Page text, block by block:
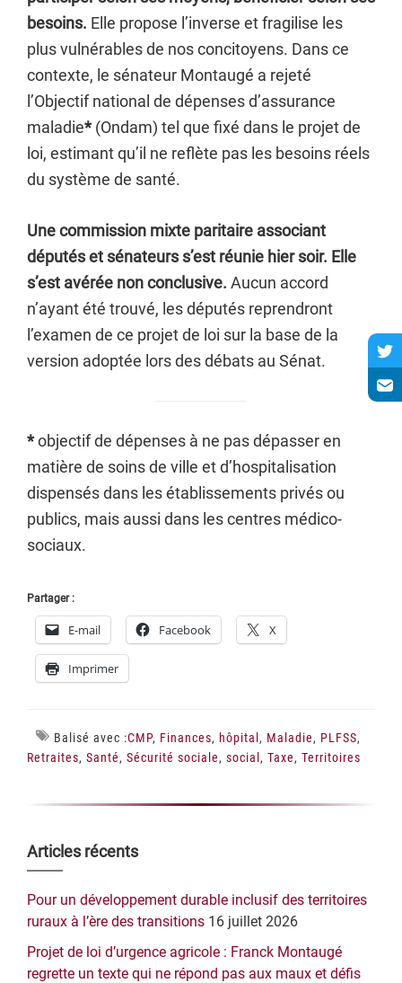
besoins. Elle propose l’inverse et fragilise les
plus vulnérables de nos concitoyens. Dans ce
contexte, le sénateur Montaugé a rejeté
l’Objectif national de dépenses d’assurance
maladie*(Ondam) tel que fixé dans le projet de
loi, estimant qu’il ne reflète pas les besoins réels
du système de santé.
Une commission mixte paritaire associant
députés et sénateurs s’est réunie hier soir. Elle
s’est avérée non conclusive. Aucun accord
n’ayant été trouvé, les députés reprendront
l’examen de ce projet de loi sur la base de la
version adoptée lors des débats au Sénat.
*objectif de dépenses à ne pas dépasser en
matière de soins de ville et d’hospitalisation
dispensés dans les établissements privés ou
publics, mais aussi dans les centres médico-
sociaux.
Partager :
E-mail Facebook X
Imprimer
Balisé avec :CMP, Finances, hôpital , Maladie, PLFSS,
Retraites, Santé, Sécurité sociale, social , Taxe, Territoires
Barre
latérale
principale
Articles récents
Pour un développement durable inclusif des territoires
ruraux à l’ère des transitions 16 juillet 2026
Projet de loi d’urgence agricole : Franck Montaugé
regrette un texte qui ne répond pas aux maux et défis